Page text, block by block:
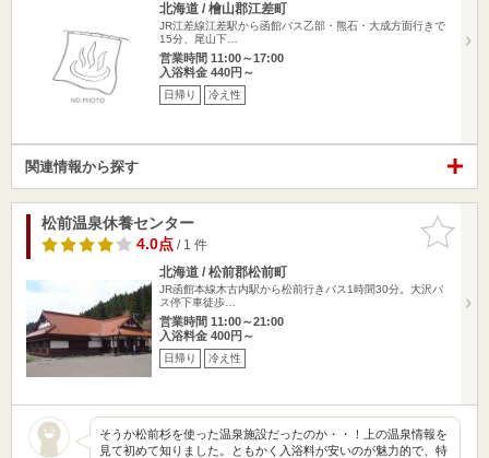
北海道 / 檜山郡江差町
JR江差線江差駅から函館バス乙部・熊石・大成方面行きで
15分、尾山下…
営業時間 11:00～17:00
入浴料金 440円～
日帰り 冷え性
関連情報から探す
お気に入
りに追加
松前温泉休養センター
4.0点/ 1 件
北海道 / 松前郡松前町
JR函館本線木古内駅から松前行きバス1時間30分。大沢バ
ス停下車徒歩…
営業時間 11:00～21:00
入浴料金 400円～
日帰り 冷え性
そうか松前杉を使った温泉施設だったのか・・！上の温泉情報を
見て初めて知りました。ともかく入浴料が安いのが魅力的で、特